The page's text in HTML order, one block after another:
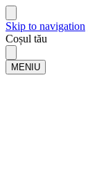
Skip to navigation
Coșul tău
MENIU